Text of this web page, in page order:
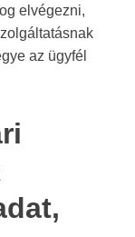
elvégezni,
az ügyfél